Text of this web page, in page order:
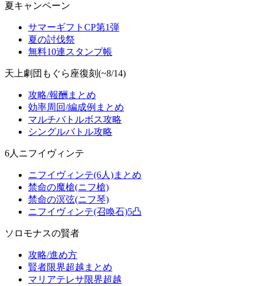
夏キャンペーン
サマーギフトCP第1弾
夏の討伐祭
無料10連スタンプ帳
天上劇団もぐら座復刻(~8/14)
攻略/報酬まとめ
効率周回/編成例まとめ
マルチバトルボス攻略
シングルバトル攻略
6人ニフイヴィンテ
ニフイヴィンテ(6人)まとめ
禁命の魔槍(ニフ槍)
禁命の溟弦(ニフ琴)
ニフイヴィンテ(召喚石)5凸
ソロモナスの賢者
攻略/進め方
賢者限界超越まとめ
マリアテレサ限界超越